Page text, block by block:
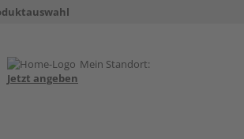
Mein Standort:
Jetzt angeben